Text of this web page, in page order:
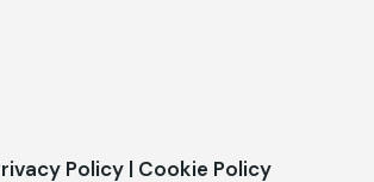
Policy | Cookie Policy